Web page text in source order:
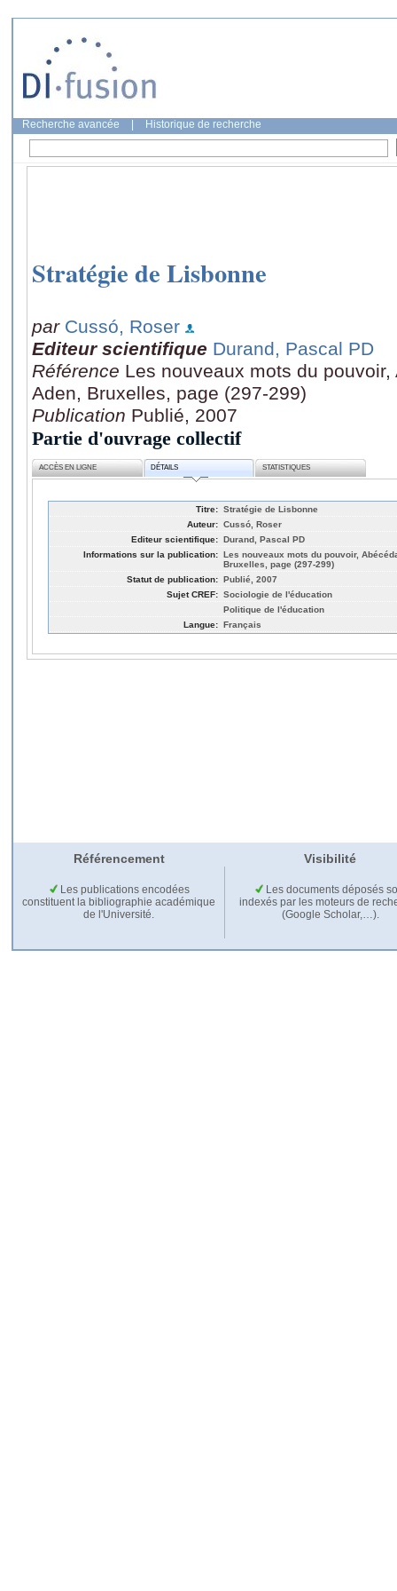
Recherche avancée Historique de recherche
Stratégie de Lisbonne
par Cussó, Roser
Editeur scientifique Durand, Pascal PD
Référence Les nouveaux mots du
Aden, Bruxelles, page (297-299)
Publication Publié, 2007
Partie d'ouvrage collectif
ACCÈS EN LIGNE DÉTAILS STATISTIQUES
Titre: Stratégie de Lisbonne
Auteur: Cussó, Roser
Editeur scientifique: Durand, Pascal PD
Informations sur la publication: Les nouveaux mots du pouvoir,
Bruxelles, page (297-299)
Statut de publication: Publié, 2007
Sujet CREF: Sociologie de l'éducation
Politique de l'éducation
Langue: Français
Référencement Visibilité
Les publications encodées
constituent la bibliographie académique
de l'Université.
Les documents déposés
indexés par les moteurs de
(Google Scholar,…).